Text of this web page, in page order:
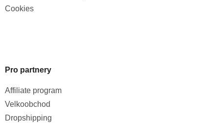
Cookies
Pro partnery
Affiliate program
Velkoobchod
Dropshipping